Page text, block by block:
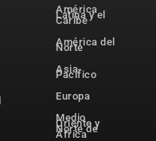
América
Latina y el
Caribe
América del
Norte
Asia-
Pacífico
Europa
Medio
Oriente y
Norte de
África